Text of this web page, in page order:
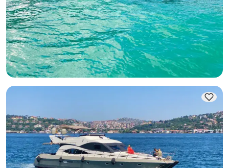
een Ruim en Comfortabel Yacht
Met kapitein
Motorjacht
Zeilen 12 Pers. · 18.00m
Laagste
5.000 TL
Beschikbaarheid & prijs bekijken